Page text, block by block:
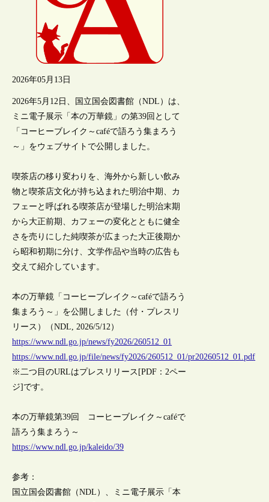
2026年05月13日
2026年5月12日、国立国会図書館（NDL）は、
ミニ電子展示「本の万華鏡」の第39回として
「コーヒーブレイク～caféで語ろう集まろう
～」をウェブサイトで公開しました。
喫茶店の移り変わりを、海外から新しい飲み
物と喫茶店文化が持ち込まれた明治中期、カ
フェーと呼ばれる喫茶店が登場した明治末期
から大正前期、カフェーの変化とともに健全
さを売りにした純喫茶が広まった大正後期か
ら昭和初期に分け、文学作品や当時の広告も
交えて紹介しています。
本の万華鏡「コーヒーブレイク～caféで語ろう
集まろう～」を公開しました（付・プレスリ
リース）（NDL, 2026/5/12）
https://www.ndl.go.jp/news/fy2026/260512_01
https://www.ndl.go.jp/file/news/fy2026/260512_01/pr20260512_01.pdf
※二つ目のURLはプレスリリース[PDF：2ペー
ジ]です。
本の万華鏡第39回 コーヒーブレイク～caféで
語ろう集まろう～
https://www.ndl.go.jp/kaleido/39
参考：
国立国会図書館（NDL）、ミニ電子展示「本